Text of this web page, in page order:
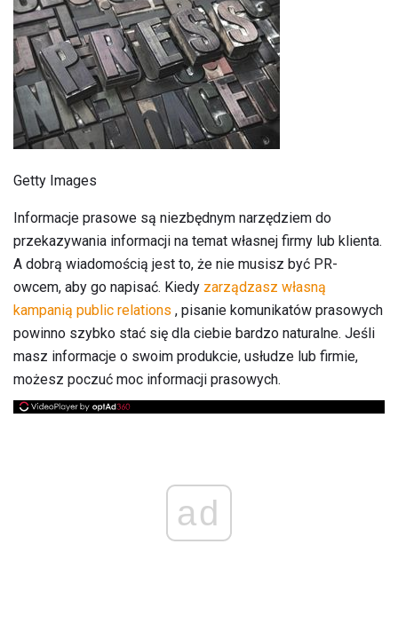
Getty Images
Informacje prasowe są niezbędnym narzędziem do
przekazywania informacji na temat własnej firmy lub klienta.
A dobrą wiadomością jest to, że nie musisz być PR-
owcem, aby go napisać. Kiedy zarządzasz własną
kampanią public relations , pisanie komunikatów prasowych
powinno szybko stać się dla ciebie bardzo naturalne. Jeśli
masz informacje o swoim produkcie, usłudze lub firmie,
możesz poczuć moc informacji prasowych.
ad